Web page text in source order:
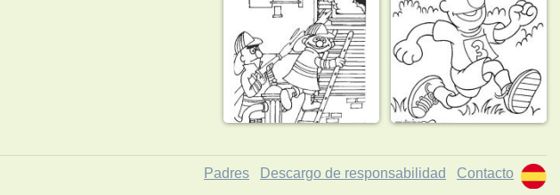
Padres Descargo de responsabilidad Contacto